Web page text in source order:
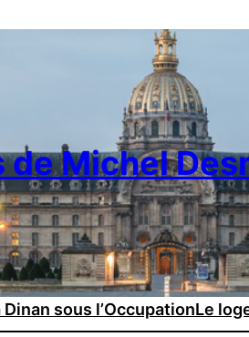
de Michel
Dinan sous l’OccupationLe